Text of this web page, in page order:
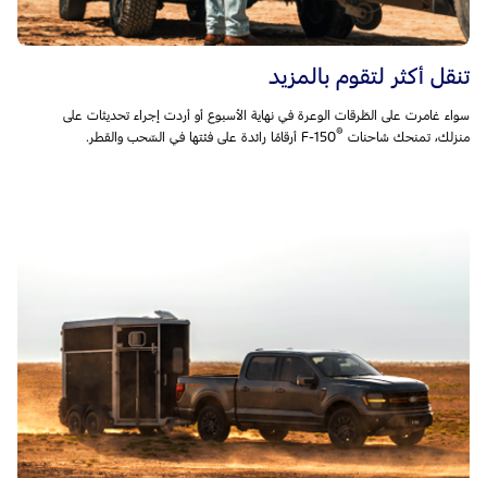
تنقل أكثر لتقوم بالمزيد
سواء غامرت على الطّرقات الوعرة في نهاية الأسبوع أو أردت إجراء تحديثات على
منزلك، تمنحك شاحنات F-150 ®